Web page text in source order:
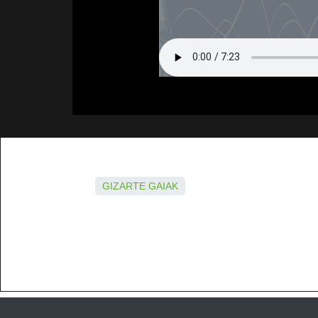
GIZARTE GAIAK